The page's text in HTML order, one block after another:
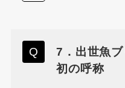
7．出世魚
初の呼称